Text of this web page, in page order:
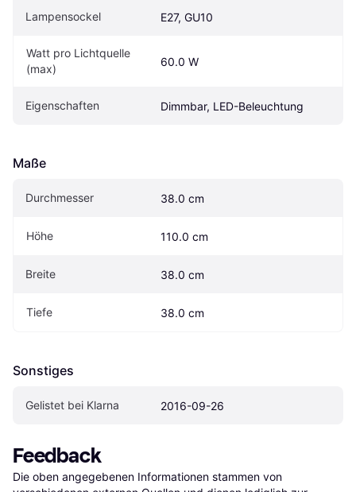
Lampensockel E27, GU10
Watt pro Lichtquelle
(max)
60.0 W
Eigenschaften Dimmbar, LED-Beleuchtung
Maße
Durchmesser 38.0 cm
Höhe 110.0 cm
Breite 38.0 cm
Tiefe 38.0 cm
Sonstiges
Gelistet bei Klarna 2016-09-26
Feedback
Die oben angegebenen Informationen stammen von